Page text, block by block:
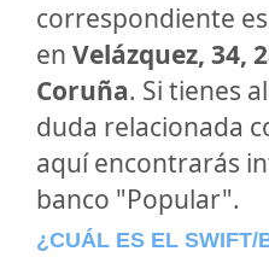
correspondiente es
en Velázquez, 34,
Coruña. Si tienes
duda relacionada
aquí encontrarás
banco "Popular".
¿CUÁL ES EL SWIFT/